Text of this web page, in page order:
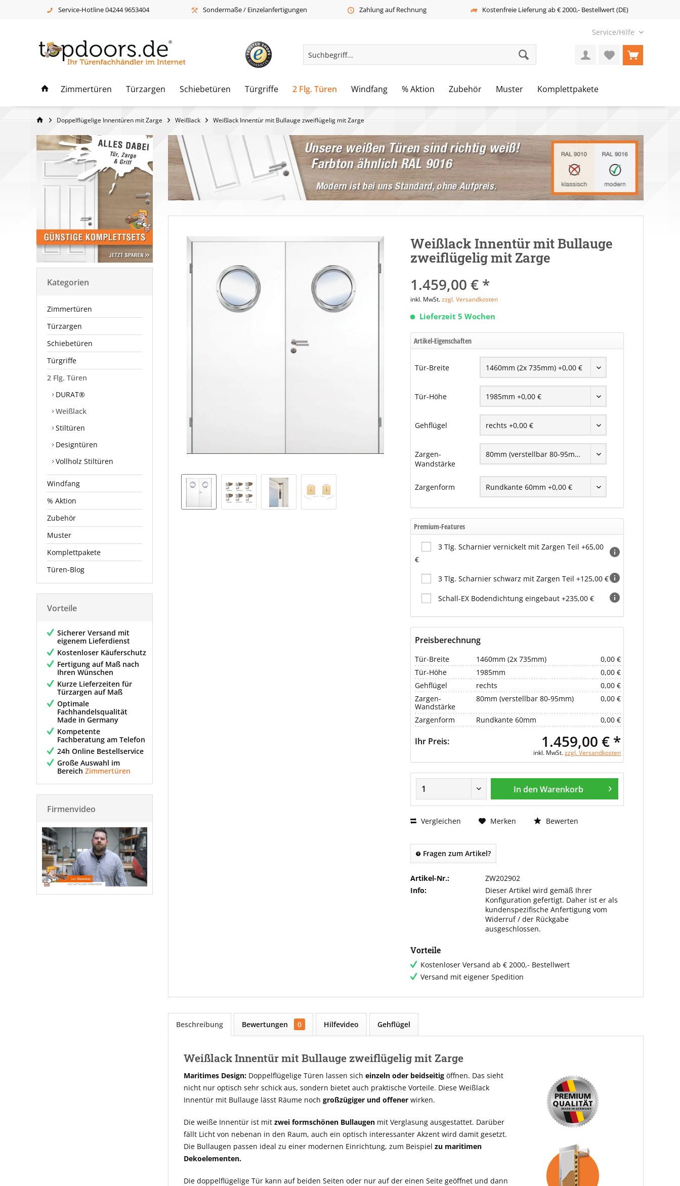
Service-Hotline 04244 9653404 Sondermaße / Einzelanfertigungen Zahlung auf Rechnung Kostenfreie Lieferung ab € 2000,- Bestellwert (DE)
Service/Hilfe
Zimmertüren Türzargen Schiebetüren Türgriffe 2 Flg. Türen Windfang % Aktion Zubehör Muster Komplettpakete
Doppelflügelige Innentüren mit Zarge Weißlack Weißlack Innentür mit Bullauge zweiflügelig mit Zarge
Kategorien
Zimmertüren
Türzargen
Schiebetüren
Türgriffe
2 Flg. Türen
DURAT®
Weißlack
Stiltüren
Designtüren
Vollholz Stiltüren
Windfang
% Aktion
Zubehör
Muster
Komplettpakete
Türen-Blog
Vorteile
Sicherer Versand mit
eigenem Lieferdienst
Kostenloser Käuferschutz
Fertigung auf Maß nach
Ihren Wünschen
Kurze Lieferzeiten für
Türzargen auf Maß
Optimale
Fachhandelsqualität
Made in Germany
Kompetente
Fachberatung am Telefon
24h Online Bestellservice
Große Auswahl im
Bereich Zimmertüren
Firmenvideo
Weißlack Innentür mit Bullauge
zweiflügelig mit Zarge
1.459,00 € *
inkl. MwSt.zzgl. Versandkosten
Lieferzeit 5 Wochen
Artikel-Eigenschaften
Tür-Breite
Tür-Höhe
Gehflügel
Zargen-
Wandstärke
Zargenform
Premium-Features
3 Tlg. Scharnier vernickelt mit Zargen Teil +65,00
€
3 Tlg. Scharnier schwarz mit Zargen Teil +125,00 €
Schall-EX Bodendichtung eingebaut +235,00 €
Preisberechnung
Tür-Breite 1460mm (2x 735mm)
0,00 €
Tür-Höhe
1985mm
0,00 €
Gehflügel
rechts
0,00 €
Zargen-
Wandstärke
80mm (verstellbar 80-95mm) 0,00 €
Zargenform Rundkante 60mm 0,00 €
Ihr Preis: 1.459,00 € *
inkl. MwSt.zzgl. Versandkosten
In den Warenkorb
Vergleichen Merken Bewerten
Fragen zum Artikel?
Artikel-Nr.:
ZW202902
Info:
Dieser Artikel wird gemäß Ihrer
Konfiguration gefertigt. Daher ist er als
kundenspezifische Anfertigung vom
Widerruf / der Rückgabe
ausgeschlossen.
Vorteile
Kostenloser Versand ab € 2000,- Bestellwert
Versand mit eigener Spedition
Beschreibung Bewertungen 0 Hilfevideo Gehflügel
Weißlack Innentür mit Bullauge zweiflügelig mit Zarge
Maritimes Design: Doppelflügelige Türen lassen sich einzeln oder beidseitig öffnen. Das sieht
nicht nur optisch sehr schick aus, sondern bietet auch praktische Vorteile. Diese Weißlack
Innentür mit Bullauge lässt Räume noch großzügiger und offener wirken.
Die weiße Innentür ist mit zwei formschönen Bullaugen mit Verglasung ausgestattet. Darüber
fällt Licht von nebenan in den Raum, auch ein optisch interessanter Akzent wird damit gesetzt.
Die Bullaugen passen ideal zu einer modernen Einrichtung, zum Beispiel zu maritimen
Dekoelementen.
Die doppelflügelige Tür kann auf beiden Seiten oder nur auf der einen Seite geöffnet und dann